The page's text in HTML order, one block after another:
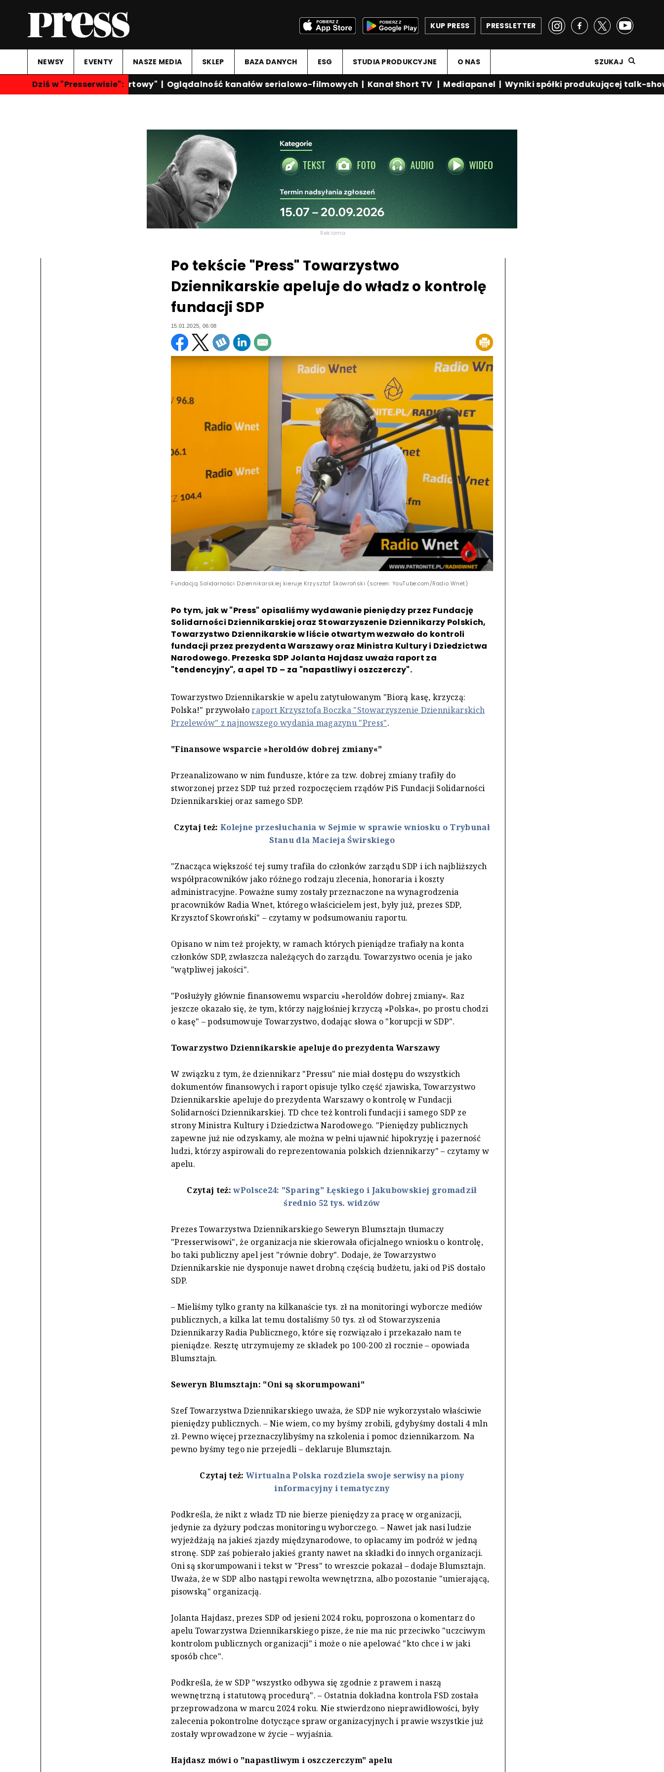
PRESSLETTER
KUP PRESS
NEWSY EVENTY NASZE MEDIA SKLEP BAZA DANYCH ESG STUDIA PRODUKCYJNE O NAS SZUKAJ
Dziś w "Presserwisie":
"Przegląd Sportowy"|Oglądalność kanałów serialowo-filmowych|Kanał Short TV |Mediapanel|Wyniki spółki produkującej talk-show
Reklama
Po tekście "Press" Towarzystwo
Dziennikarskie apeluje do władz o kontrolę
fundacji SDP
15.01.2025, 06:08
Fundacją Solidarności Dziennikarskiej kieruje Krzysztof Skowroński (screen: YouTube.com/Radio Wnet)
Po tym, jak w "Press" opisaliśmy wydawanie pieniędzy przez Fundację
Solidarności Dziennikarskiej oraz Stowarzyszenie Dziennikarzy Polskich,
Towarzystwo Dziennikarskie w liście otwartym wezwało do kontroli
fundacji przez prezydenta Warszawy oraz Ministra Kultury i Dziedzictwa
Narodowego. Prezeska SDP Jolanta Hajdasz uważa raport za
"tendencyjny", a apel TD – za "napastliwy i oszczerczy".
Towarzystwo Dziennikarskie w apelu zatytułowanym "Biorą kasę, krzyczą:
Polska!" przywołałoraport Krzysztofa Boczka "Stowarzyszenie Dziennikarskich
Przelewów" z najnowszego wydania magazynu "Press".
"Finansowe wsparcie »heroldów dobrej zmiany«"
Przeanalizowano w nim fundusze, które za tzw. dobrej zmiany trafiły do
stworzonej przez SDP tuż przed rozpoczęciem rządów PiS Fundacji Solidarności
Dziennikarskiej oraz samego SDP.
Czytaj też: Kolejne przesłuchania w Sejmie w sprawie wniosku o Trybunał
Stanu dla Macieja Świrskiego
"Znacząca większość tej sumy trafiła do członków zarządu SDP i ich najbliższych
współpracowników jako różnego rodzaju zlecenia, honoraria i koszty
administracyjne. Poważne sumy zostały przeznaczone na wynagrodzenia
pracowników Radia Wnet, którego właścicielem jest, były już, prezes SDP,
Krzysztof Skowroński" – czytamy w podsumowaniu raportu.
Opisano w nim też projekty, w ramach których pieniądze trafiały na konta
członków SDP, zwłaszcza należących do zarządu. Towarzystwo ocenia je jako
"wątpliwej jakości".
"Posłużyły głównie finansowemu wsparciu »heroldów dobrej zmiany«. Raz
jeszcze okazało się, że tym, którzy najgłośniej krzyczą »Polska«, po prostu chodzi
o kasę" – podsumowuje Towarzystwo, dodając słowa o "korupcji w SDP".
Towarzystwo Dziennikarskie apeluje do prezydenta Warszawy
W związku z tym, że dziennikarz "Pressu" nie miał dostępu do wszystkich
dokumentów finansowych i raport opisuje tylko część zjawiska, Towarzystwo
Dziennikarskie apeluje do prezydenta Warszawy o kontrolę w Fundacji
Solidarności Dziennikarskiej. TD chce też kontroli fundacji i samego SDP ze
strony Ministra Kultury i Dziedzictwa Narodowego. "Pieniędzy publicznych
zapewne już nie odzyskamy, ale można w pełni ujawnić hipokryzję i pazerność
ludzi, którzy aspirowali do reprezentowania polskich dziennikarzy" – czytamy w
apelu.
Czytaj też:wPolsce24: "Sparing" Łęskiego i Jakubowskiej gromadził
średnio 52 tys. widzów
Prezes Towarzystwa Dziennikarskiego Seweryn Blumsztajn tłumaczy
"Presserwisowi", że organizacja nie skierowała oficjalnego wniosku o kontrolę,
bo taki publiczny apel jest "równie dobry". Dodaje, że Towarzystwo
Dziennikarskie nie dysponuje nawet drobną częścią budżetu, jaki od PiS dostało
SDP.
– Mieliśmy tylko granty na kilkanaście tys. zł na monitoringi wyborcze mediów
publicznych, a kilka lat temu dostaliśmy 50 tys. zł od Stowarzyszenia
Dziennikarzy Radia Publicznego, które się rozwiązało i przekazało nam te
pieniądze. Resztę utrzymujemy ze składek po 100-200 zł rocznie – opowiada
Blumsztajn.
Seweryn Blumsztajn: "Oni są skorumpowani"
Szef Towarzystwa Dziennikarskiego uważa, że SDP nie wykorzystało właściwie
pieniędzy publicznych. – Nie wiem, co my byśmy zrobili, gdybyśmy dostali 4 mln
zł. Pewno więcej przeznaczylibyśmy na szkolenia i pomoc dziennikarzom. Na
pewno byśmy tego nie przejedli – deklaruje Blumsztajn.
Czytaj też:Wirtualna Polska rozdziela swoje serwisy na piony
informacyjny i tematyczny
Podkreśla, że nikt z władz TD nie bierze pieniędzy za pracę w organizacji,
jedynie za dyżury podczas monitoringu wyborczego. – Nawet jak nasi ludzie
wyjeżdżają na jakieś zjazdy międzynarodowe, to opłacamy im podróż w jedną
stronę. SDP zaś pobierało jakieś granty nawet na składki do innych organizacji.
Oni są skorumpowani i tekst w "Press" to wreszcie pokazał – dodaje Blumsztajn.
Uważa, że w SDP albo nastąpi rewolta wewnętrzna, albo pozostanie "umierającą,
pisowską" organizacją.
Jolanta Hajdasz, prezes SDP od jesieni 2024 roku, poproszona o komentarz do
apelu Towarzystwa Dziennikarskiego pisze, że nie ma nic przeciwko "uczciwym
kontrolom publicznych organizacji" i może o nie apelować "kto chce i w jaki
sposób chce".
Podkreśla, że w SDP "wszystko odbywa się zgodnie z prawem i naszą
wewnętrzną i statutową procedurą". – Ostatnia dokładna kontrola FSD została
przeprowadzona w marcu 2024 roku. Nie stwierdzono nieprawidłowości, były
zalecenia pokontrolne dotyczące spraw organizacyjnych i prawie wszystkie już
zostały wprowadzone w życie – wyjaśnia.
Hajdasz mówi o "napastliwym i oszczerczym" apelu